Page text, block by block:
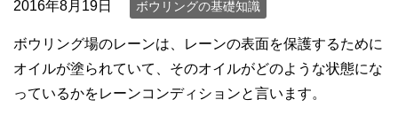
2016年8月19日 ボウリングの基礎知識
ボウリング場のレーンは、レーンの表面を保護するために
オイルが塗られていて、そのオイルがどのような状態にな
っているかをレーンコンディションと言います。